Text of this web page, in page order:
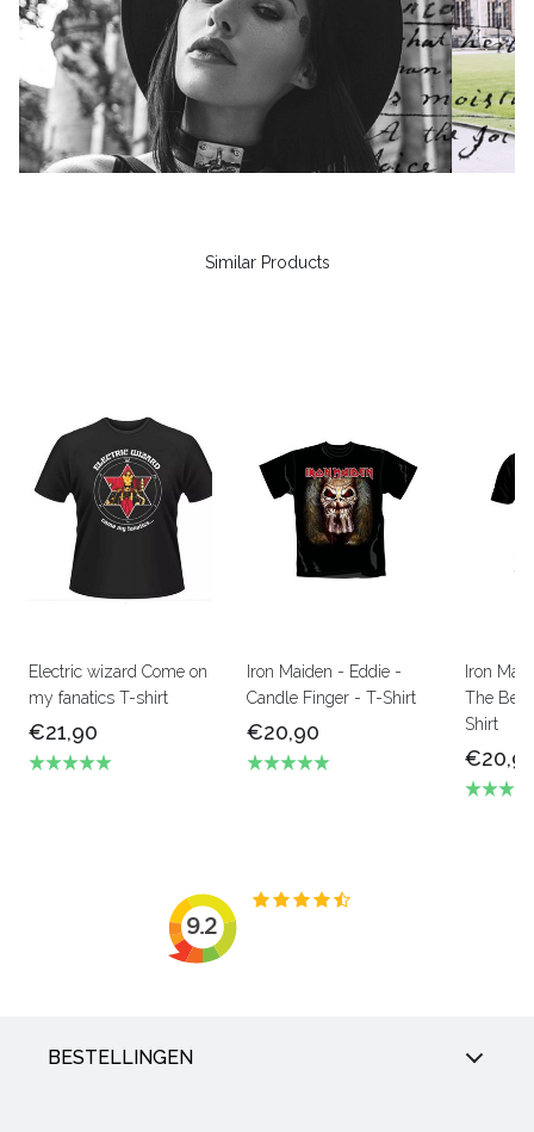
Similar Products
Electric wizard Come on
my fanatics T-shirt
€21,90
Iron Maiden - Eddie -
Candle Finger - T-Shirt
€20,90
Iron
The
Shirt
BESTELLINGEN